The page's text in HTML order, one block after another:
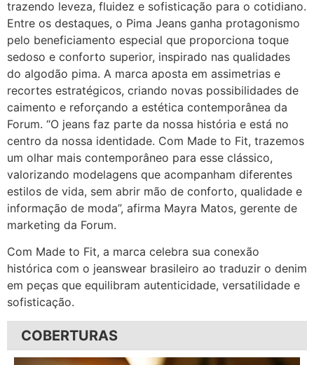
trazendo leveza, fluidez e sofisticação para o cotidiano.
Entre os destaques, o Pima Jeans ganha protagonismo
pelo beneficiamento especial que proporciona toque
sedoso e conforto superior, inspirado nas qualidades
do algodão pima. A marca aposta em assimetrias e
recortes estratégicos, criando novas possibilidades de
caimento e reforçando a estética contemporânea da
Forum. “O jeans faz parte da nossa história e está no
centro da nossa identidade. Com Made to Fit, trazemos
um olhar mais contemporâneo para esse clássico,
valorizando modelagens que acompanham diferentes
estilos de vida, sem abrir mão de conforto, qualidade e
informação de moda”, afirma Mayra Matos, gerente de
marketing da Forum.
Com Made to Fit, a marca celebra sua conexão
histórica com o jeanswear brasileiro ao traduzir o denim
em peças que equilibram autenticidade, versatilidade e
sofisticação.
COBERTURAS